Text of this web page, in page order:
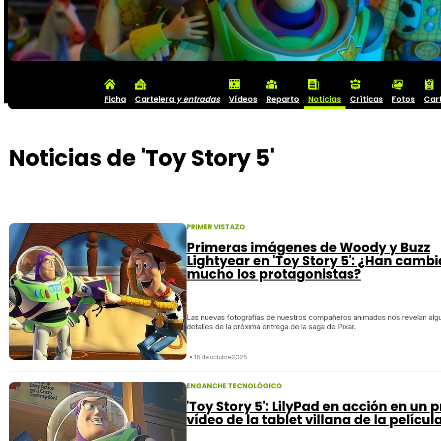
Ficha Cartelera y entradas Vídeos Reparto Noticias Críticas Fotos
Noticias de 'Toy Story 5'
PRIMER VISTAZO
Primeras imágenes de Woody y Buzz
Lightyear en 'Toy Story 5': ¿Han
mucho los protagonistas?
Las nuevas fotografías de nuestros compañeros animados nos revelan
detalles de la próxima entrega de la saga de Pixar.
16 de octubre 2025
ENGANCHE TECNOLÓGICO
'Toy Story 5': LilyPad en acción en un
vídeo de la tablet villana de la